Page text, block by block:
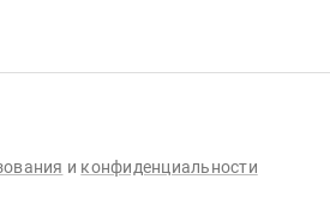
и конфиденциальности